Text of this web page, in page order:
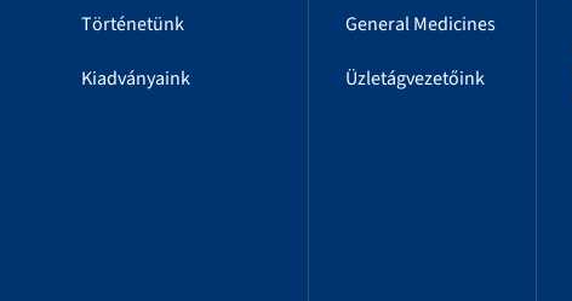
Történetünk
Kiadványaink
General Medicines
Üzletágvezetőink